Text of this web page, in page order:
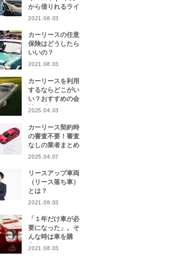
から借りれるライ
フスタイルに合わ
集
2021.08.03
カーリースの任意
保険はどうしたら
いいの？
2021.08.03
カーリースを利用
するならどこがい
い？おすすめの会
社をピックアッ
2025.04.03
カーリース契約時
の審査不要！審査
なしの業者まとめ
2025.04.07
リースアップ車両
（リース落ち車）
とは？
2021.08.03
「１年だけ車が必
要になった」。そ
んな時は車を購
入？カーリース？
2021.08.03